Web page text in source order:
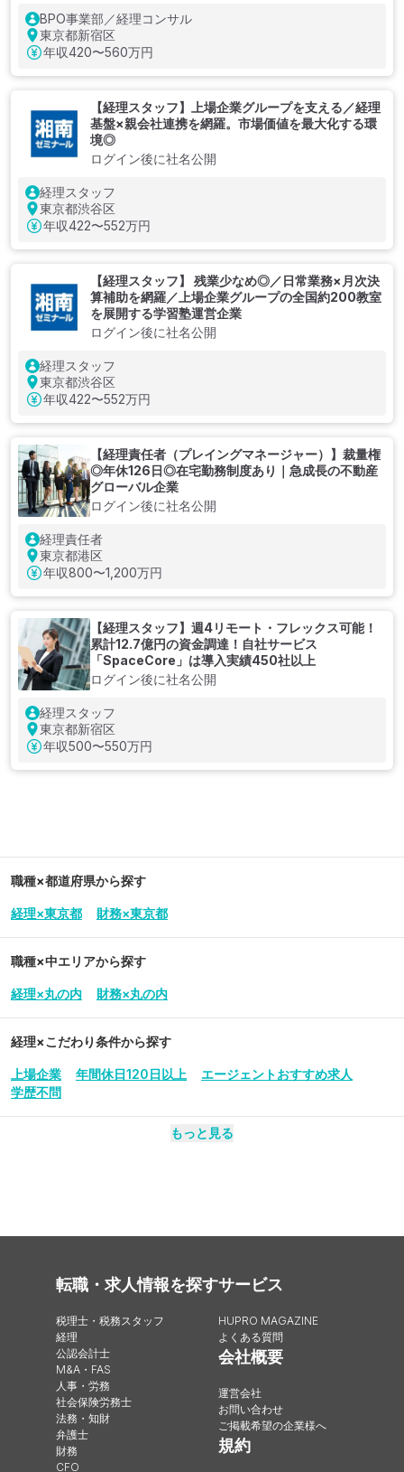
BPO事業部／経理コンサル
東京都新宿区
年収420〜560万円
【経理スタッフ】上場企業グループを支える／経理
基盤×親会社連携を網羅。市場価値を最大化する環
境◎
ログイン後に社名公開
経理スタッフ
東京都渋谷区
年収422〜552万円
【経理スタッフ】 残業少なめ◎／日常業務×月次決
算補助を網羅／上場企業グループの全国約200教室
を展開する学習塾運営企業
ログイン後に社名公開
経理スタッフ
東京都渋谷区
年収422〜552万円
【経理責任者（プレイングマネージャー）】裁量権
◎年休126日◎在宅勤務制度あり｜急成長の不動産
グローバル企業
ログイン後に社名公開
経理責任者
東京都港区
年収800〜1,200万円
【経理スタッフ】週4リモート・フレックス可能！
累計12.7億円の資金調達！自社サービス
「SpaceCore」は導入実績450社以上
ログイン後に社名公開
経理スタッフ
東京都新宿区
年収500〜550万円
職種×都道府県から探す
経理×東京都 財務×東京都
職種×中エリアから探す
経理×丸の内 財務×丸の内
経理×こだわり条件から探す
上場企業 年間休日120日以上
エージェントおすすめ求人
学歴不問
もっと見る
転職・求人情報を探す
税理士・税務スタッフ
経理
公認会計士
M&A・FAS
人事・労務
社会保険労務士
法務・知財
弁護士
財務
CFO
サービス
HUPRO MAGAZINE
よくある質問
会社概要
運営会社
お問い合わせ
ご掲載希望の企業様へ
規約